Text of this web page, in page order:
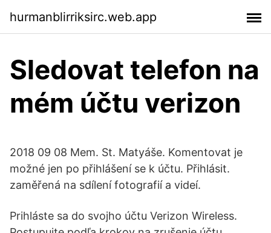
hurmanblirriksirc.web.app
Sledovat telefon na
mém účtu verizon
2018 09 08 Mem. St. Matyáše. Komentovat je
možné jen po přihlášení se k účtu. Přihlásit.
zaměřená na sdílení fotografií a videí.
Prihláste sa do svojho účtu Verizon Wireless.